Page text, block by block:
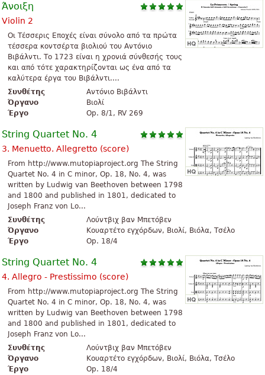
Άνοιξη
Violin 2
Οι Τέσσερις Εποχές είναι σύνολο από τα πρώτα
τέσσερα κοντσέρτα βιολιού του Αντόνιο
Βιβάλντι. Το 1723 είναι η χρονιά σύνθεσής τους
και από τότε χαρακτηρίζονται ως ένα από τα
καλύτερα έργα του Βιβάλντι....
Συνθέτης
Αντόνιο Βιβάλντι
Όργανο
Βιολί
Έργο
Op. 8/1, RV 269
String Quartet No. 4
3. Menuetto. Allegretto (score)
From http://www.mutopiaproject.org The String
Quartet No. 4 in C minor, Op. 18, No. 4, was
written by Ludwig van Beethoven between 1798
and 1800 and published in 1801, dedicated to
Joseph Franz von Lo...
Συνθέτης
Λούντβιχ βαν Μπετόβεν
Όργανο
Κουαρτέτο εγχόρδων, Βιολί, Βιόλα, Τσέλο
Έργο
Op. 18/4
String Quartet No. 4
4. Allegro - Prestissimo (score)
From http://www.mutopiaproject.org The String
Quartet No. 4 in C minor, Op. 18, No. 4, was
written by Ludwig van Beethoven between 1798
and 1800 and published in 1801, dedicated to
Joseph Franz von Lo...
Συνθέτης
Λούντβιχ βαν Μπετόβεν
Όργανο
Κουαρτέτο εγχόρδων, Βιολί, Βιόλα, Τσέλο
Έργο
Op. 18/4